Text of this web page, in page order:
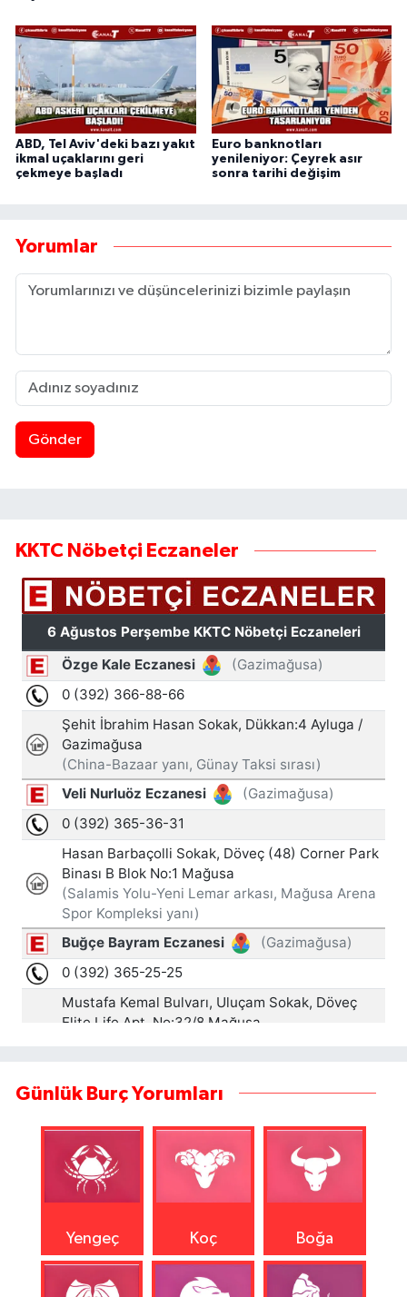
ABD, Tel Aviv'deki bazı yakıt
ikmal uçaklarını geri
çekmeye başladı
Euro banknotları
yenileniyor: Çeyrek asır
sonra tarihi değişim
Yorumlar
Gönder
KKTC Nöbetçi Eczaneler
Günlük Burç Yorumları
Yengeç Koç Boğa